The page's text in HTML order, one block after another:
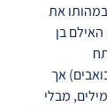
את
בן
אך
מבלי